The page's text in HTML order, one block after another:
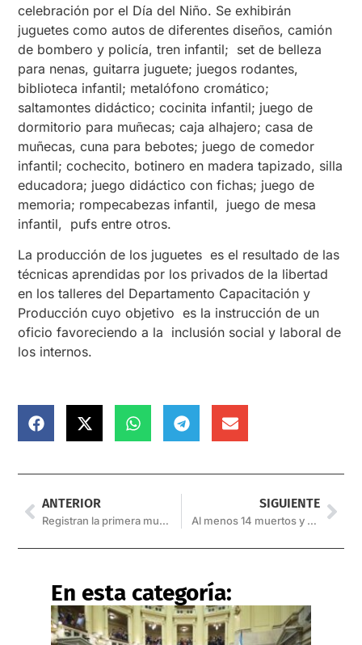
celebración por el Día del Niño. Se exhibirán
juguetes como autos de diferentes diseños, camión
de bombero y policía, tren infantil; set de belleza
para nenas, guitarra juguete; juegos rodantes,
biblioteca infantil; metalófono cromático;
saltamontes didáctico; cocinita infantil; juego de
dormitorio para muñecas; caja alhajero; casa de
muñecas, cuna para bebotes; juego de comedor
infantil; cochecito, botinero en madera tapizado, silla
educadora; juego didáctico con fichas; juego de
memoria; rompecabezas infantil, juego de mesa
infantil, pufs entre otros.
La producción de los juguetes es el resultado de las
técnicas aprendidas por los privados de la libertad
en los talleres del Departamento Capacitación y
Producción cuyo objetivo es la instrucción de un
oficio favoreciendo a la inclusión social y laboral de
los internos.
ANTERIOR
Registran la primera muerte por Covid-19 en Orán
SIGUIENTE
Al menos 14 muertos y 123 heridos tras un terrible accidente de avión
En esta categoría: